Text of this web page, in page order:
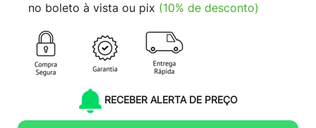
no boleto à vista ou pix (10% de desconto)
RECEBER ALERTA DE PREÇO